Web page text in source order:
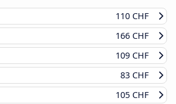
110 CHF
166 CHF
109 CHF
83 CHF
105 CHF